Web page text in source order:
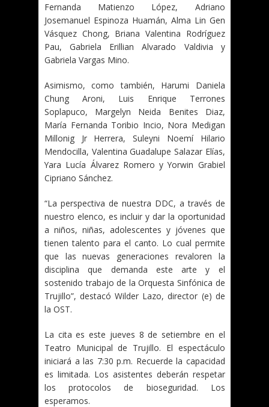
Fernanda Matienzo López, Adriano
Josemanuel Espinoza Huamán, Alma Lin Gen
Vásquez Chong, Briana Valentina Rodríguez
Pau, Gabriela Erillian Alvarado Valdivia y
Gabriela Vargas Mino.
Asimismo, como también, Harumi Daniela
Chung Aroni, Luis Enrique Terrones
Soplapuco, Margelyn Neida Benites Diaz,
María Fernanda Toribio Incio, Nora Medigan
Millonig Jr Herrera, Suleyni Noemí Hilario
Mendocilla, Valentina Guadalupe Salazar Elías,
Yara Lucía Álvarez Romero y Yorwin Grabiel
Cipriano Sánchez.
“La perspectiva de nuestra DDC, a través de
nuestro elenco, es incluir y dar la oportunidad
a niños, niñas, adolescentes y jóvenes que
tienen talento para el canto. Lo cual permite
que las nuevas generaciones revaloren la
disciplina que demanda este arte y el
sostenido trabajo de la Orquesta Sinfónica de
Trujillo”, destacó Wilder Lazo, director (e) de
la OST.
La cita es este jueves 8 de setiembre en el
Teatro Municipal de Trujillo. El espectáculo
iniciará a las 7:30 p.m. Recuerde la capacidad
es limitada. Los asistentes deberán respetar
los protocolos de bioseguridad. Los
esperamos.